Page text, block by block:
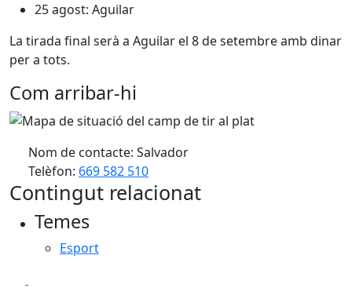
25 agost: Aguilar
La tirada final serà a Aguilar el 8 de setembre amb dinar
per a tots.
Com arribar-hi
Nom de contacte: Salvador
Telèfon: 669 582 510
Contingut relacionat
Temes
Esport